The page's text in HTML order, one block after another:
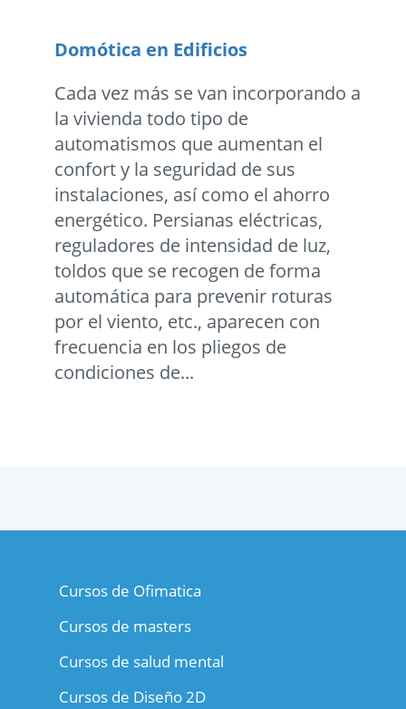
Domótica en Edificios
Cada vez más se van incorporando a
la vivienda todo tipo de
automatismos que aumentan el
confort y la seguridad de sus
instalaciones, así como el ahorro
energético. Persianas eléctricas,
reguladores de intensidad de luz,
toldos que se recogen de forma
automática para prevenir roturas
por el viento, etc., aparecen con
frecuencia en los pliegos de
condiciones de...
Cursos de Ofimatica
Cursos de masters
Cursos de salud mental
Cursos de Diseño 2D